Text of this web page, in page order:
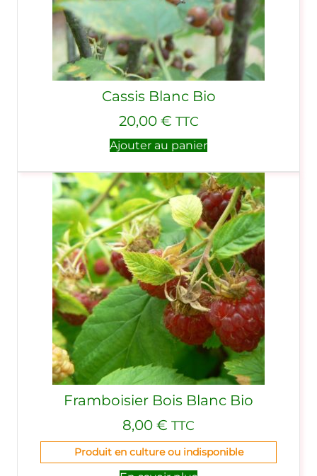
Cassis Blanc Bio
20,00 € TTC
Ajouter au panier
Framboisier Bois Blanc Bio
8,00 € TTC
Produit en culture ou indisponible